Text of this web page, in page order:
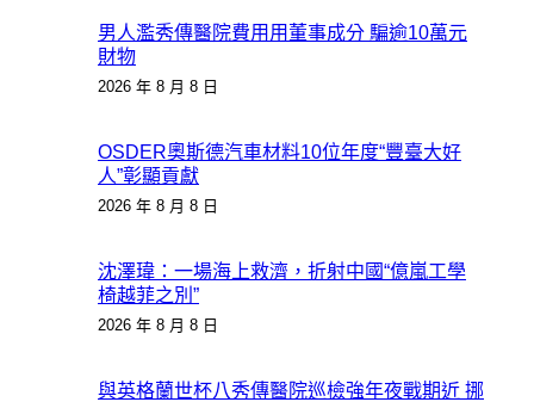
男人濫秀傳醫院費用用董事成分 騙逾10萬元
財物
2026 年 8 月 8 日
OSDER奧斯德汽車材料10位年度“豐臺大好
人”彰顯貢獻
2026 年 8 月 8 日
沈澤瑋：一場海上救濟，折射中國“億嵐工學
椅越菲之別”
2026 年 8 月 8 日
與英格蘭世杯八秀傳醫院巡檢強年夜戰期近 挪